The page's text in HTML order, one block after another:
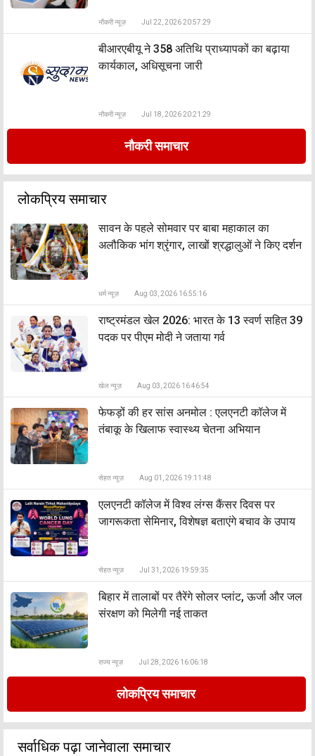
नौकरी न्यूज़ Jul 22, 2026 20:57:29
बीआरएबीयू ने 358 अतिथि प्राध्यापकों का बढ़ाया
कार्यकाल, अधिसूचना जारी
नौकरी न्यूज़ Jul 18, 2026 20:21:29
नौकरी समाचार
लोकप्रिय समाचार
सावन के पहले सोमवार पर बाबा महाकाल का
अलौकिक भांग श्रृंगार, लाखों श्रद्धालुओं ने किए दर्शन
धर्म न्यूज़ Aug 03, 2026 16:55:16
राष्ट्रमंडल खेल 2026: भारत के 13 स्वर्ण सहित 39
पदक पर पीएम मोदी ने जताया गर्व
खेल न्यूज़ Aug 03, 2026 16:46:54
फेफड़ों की हर सांस अनमोल : एलएनटी कॉलेज में
तंबाकू के खिलाफ स्वास्थ्य चेतना अभियान
सेहत न्यूज़ Aug 01, 2026 19:11:48
एलएनटी कॉलेज में विश्व लंग्स कैंसर दिवस पर
जागरूकता सेमिनार, विशेषज्ञ बताएंगे बचाव के उपाय
सेहत न्यूज़ Jul 31, 2026 19:59:35
बिहार में तालाबों पर तैरेंगे सोलर प्लांट, ऊर्जा और जल
संरक्षण को मिलेगी नई ताकत
राज्य न्यूज़ Jul 28, 2026 16:06:18
लोकप्रिय समाचार
सर्वाधिक पढ़ा जानेवाला समाचार